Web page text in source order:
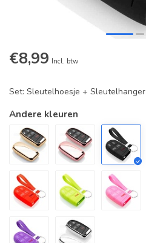
€8,99 Incl. btw
Set: Sleutelhoesje + Sleutelhanger
Andere kleuren